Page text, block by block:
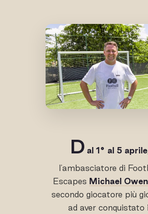
D al 1° al 5 aprile
l'ambasciatore di
Escapes Michael Owen
secondo giocatore più
ad aver conquistato